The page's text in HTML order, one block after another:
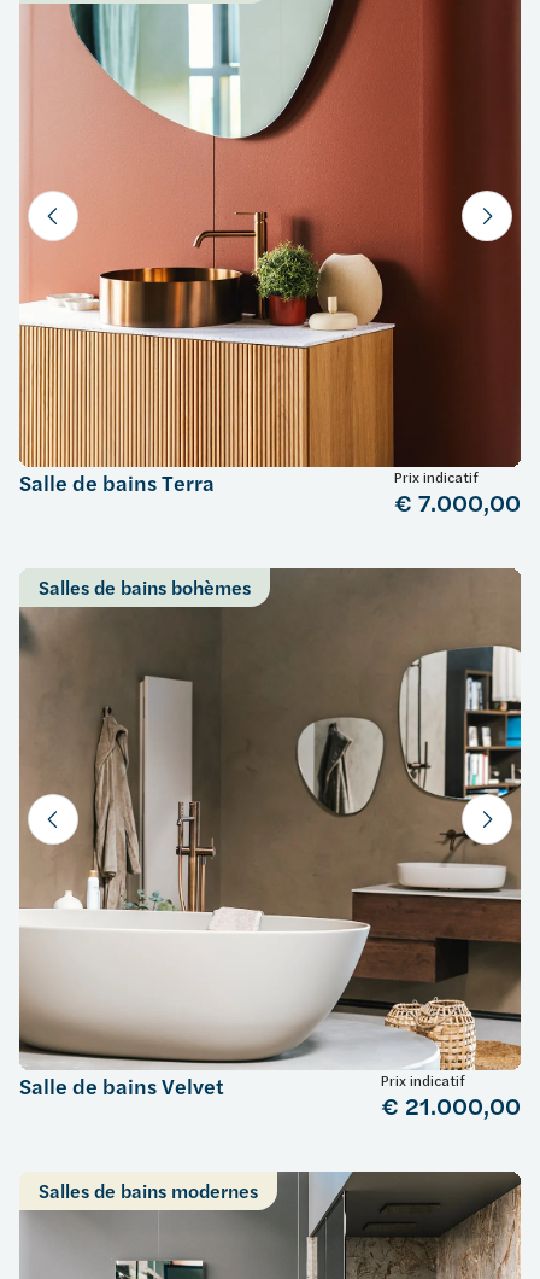
Salle de bains Terra Prix indicatif
€ 7.000,00
Salles de bains bohèmes
Salle de bains Velvet Prix indicatif
€ 21.000,00
Salles de bains modernes